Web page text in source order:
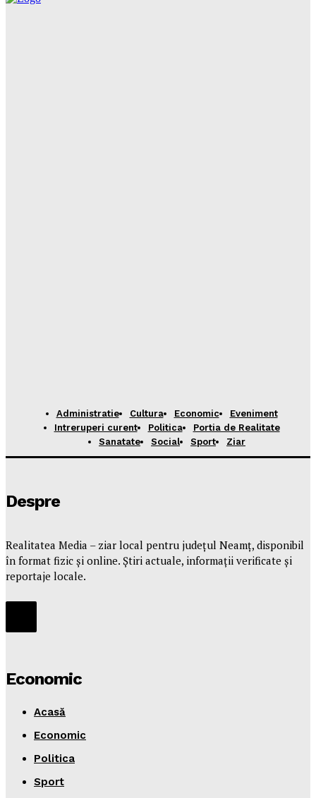
Administratie Cultura Economic
Eveniment
Intreruperi curent
Politica
Portia de Realitate
Sanatate
Social Sport Ziar
Despre
Realitatea Media – ziar local pentru județul Neamț, disponibil
în format fizic și online. Știri actuale, informații verificate și
reportaje locale.
Economic
Acasă
Economic
Politica
Sport